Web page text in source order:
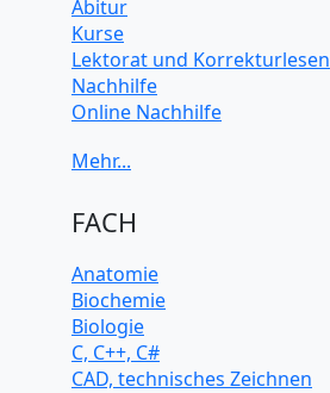
Abitur
Kurse
Lektorat und Korrekturlesen
Nachhilfe
Online Nachhilfe
FACH
Anatomie
Biochemie
Biologie
C, C++, C#
CAD, technisches Zeichnen